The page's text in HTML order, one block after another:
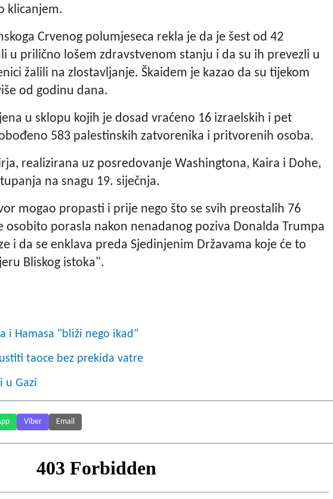
klicanjem.
Crvenog polumjeseca rekla je da je šest od 42
u prilično lošem zdravstvenom stanju i da su ih prevezli u
žalili na zlostavljanje. Škaidem je kazao da su tijekom
od godinu dana.
u sklopu kojih je dosad vraćeno 16 izraelskih i pet
583 palestinskih zatvorenika i pritvorenih osoba.
realizirana uz posredovanje Washingtona, Kaira i Dohe,
na snagu 19. siječnja.
mogao propasti i prije nego što se svih preostalih 76
osobito porasla nakon nenadanog poziva Donalda Trumpa
i da se enklava preda Sjedinjenim Državama koje će to
Bliskog istoka".
i Hamasa "bliži nego ikad"
taoce bez prekida vatre
u Gazi
Viber Email